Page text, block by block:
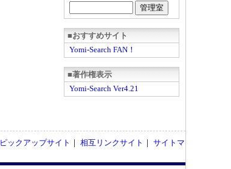
■おすすめサイト
Yomi-Search FAN！
■著作権表示
Yomi-Search Ver4.21
ピックアップサイト ｜ 相互リンクサイト ｜ サイトマ